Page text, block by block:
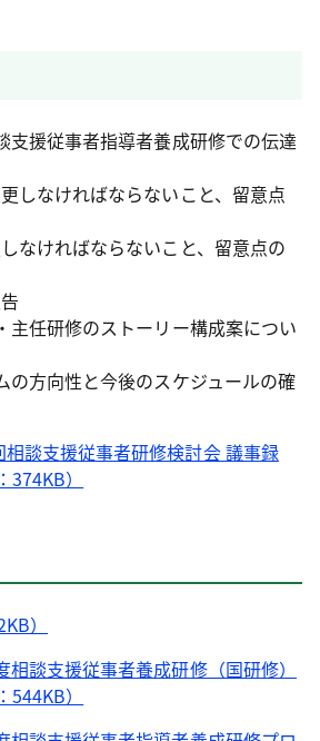
支援従事者指導者養成研修での伝達
しなければならないこと、留意点
なければならないこと、留意点の
主任研修のストーリー構成案につい
の方向性と今後のスケジュールの確
談支援従事者研修検討会 議事録
374KB）
）
相談支援従事者養成研修（国研修）
）